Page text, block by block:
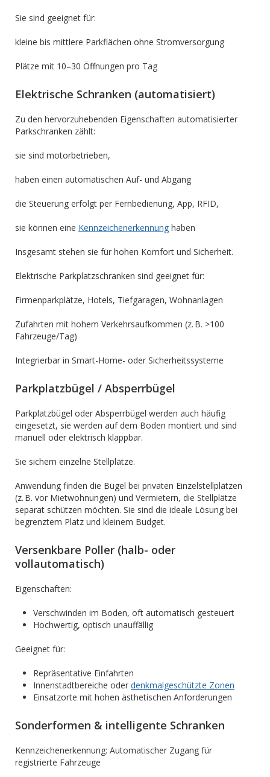
Sie sind geeignet für:
kleine bis mittlere Parkflächen ohne Stromversorgung
Plätze mit 10–30 Öffnungen pro Tag
Elektrische Schranken (automatisiert)
Zu den hervorzuhebenden Eigenschaften automatisierter
Parkschranken zählt:
sie sind motorbetrieben,
haben einen automatischen Auf- und Abgang
die Steuerung erfolgt per Fernbedienung, App, RFID,
sie können eine Kennzeichenerkennung haben
Insgesamt stehen sie für hohen Komfort und Sicherheit.
Elektrische Parkplatzschranken sind geeignet für:
Firmenparkplätze, Hotels, Tiefgaragen, Wohnanlagen
Zufahrten mit hohem Verkehrsaufkommen (z. B. >100
Fahrzeuge/Tag)
Integrierbar in Smart-Home- oder Sicherheitssysteme
Parkplatzbügel / Absperrbügel
Parkplatzbügel oder Absperrbügel werden auch häufig
eingesetzt, sie werden auf dem Boden montiert und sind
manuell oder elektrisch klappbar.
Sie sichern einzelne Stellplätze.
Anwendung finden die Bügel bei privaten Einzelstellplätzen
(z. B. vor Mietwohnungen) und Vermietern, die Stellplätze
separat schützen möchten. Sie sind die ideale Lösung bei
begrenztem Platz und kleinem Budget.
Versenkbare Poller (halb- oder
vollautomatisch)
Eigenschaften:
Verschwinden im Boden, oft automatisch gesteuert
Hochwertig, optisch unauffällig
Geeignet für:
Repräsentative Einfahrten
Innenstadtbereiche oder denkmalgeschützte Zonen
Einsatzorte mit hohen ästhetischen Anforderungen
Sonderformen & intelligente Schranken
Kennzeichenerkennung: Automatischer Zugang für
registrierte Fahrzeuge